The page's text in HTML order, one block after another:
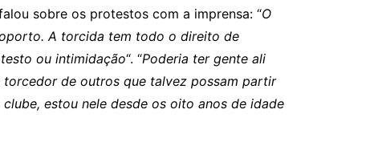
sobre os protestos com a imprensa: “O
A torcida tem todo o direito de
ou intimidação“. “Poderia ter gente ali
de outros que talvez possam partir
estou nele desde os oito anos de idade